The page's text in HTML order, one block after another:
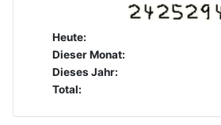
Heute:
Dieser Monat:
Dieses Jahr:
Total: